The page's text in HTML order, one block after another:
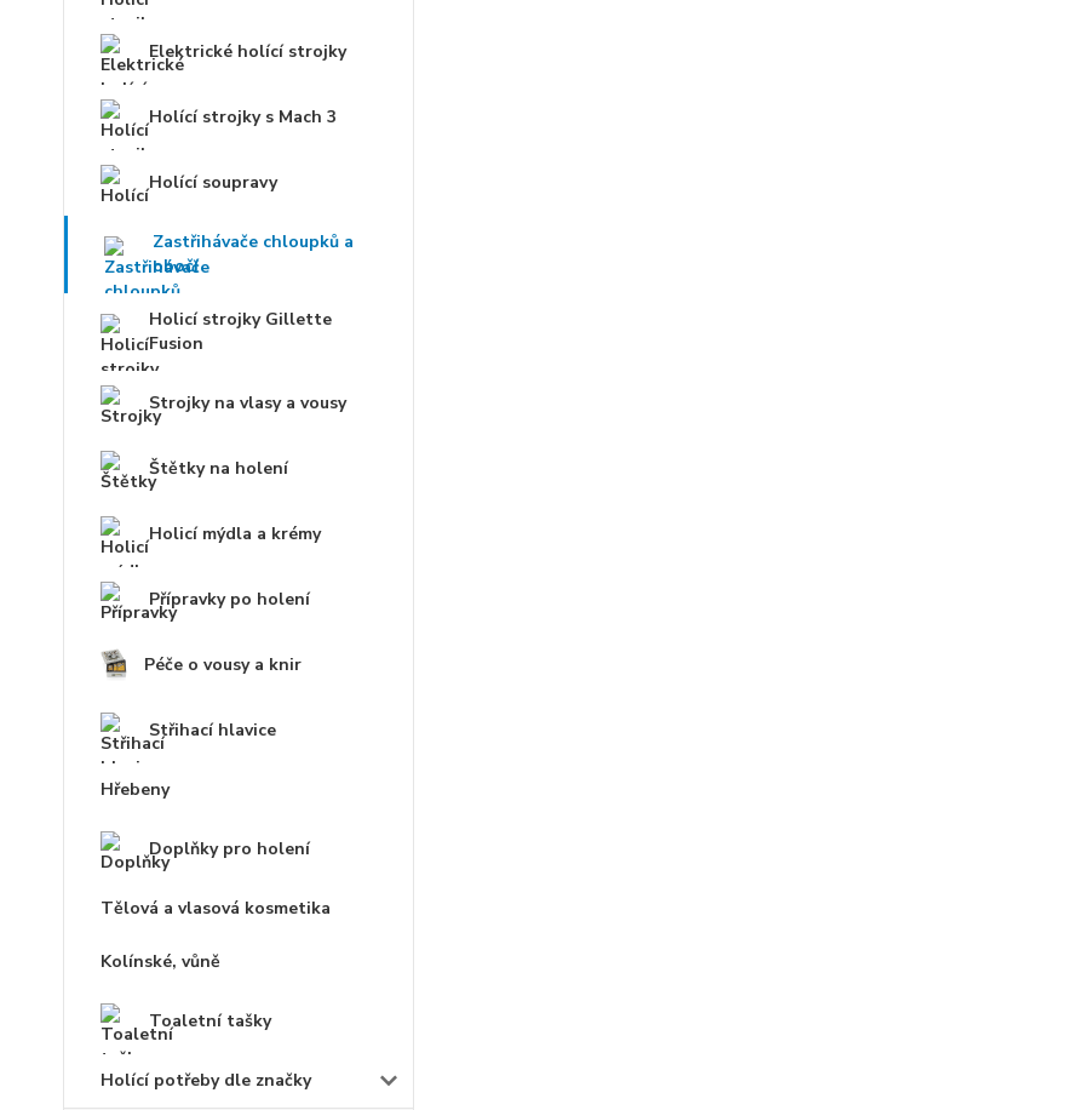
Elektrické holící strojky
Holící strojky s Mach 3
Holící soupravy
Zastřihávače chloupků a
obočí
Holicí strojky Gillette
Fusion
Strojky na vlasy a vousy
Štětky na holení
Holicí mýdla a krémy
Přípravky po holení
Péče o vousy a knir
Střihací hlavice
Hřebeny
Doplňky pro holení
Tělová a vlasová kosmetika
Kolínské, vůně
Toaletní tašky
Holící potřeby dle značky